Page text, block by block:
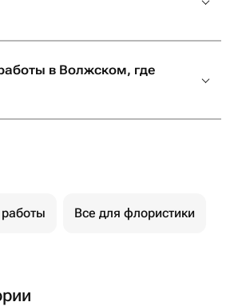
в Волжском, где
Все для флористики